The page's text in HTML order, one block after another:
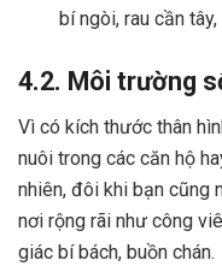
bí ngòi, rau cần
4.2. Môi trường
Vì có kích thước thân
nuôi trong các căn hộ
nhiên, đôi khi bạn cũng
nơi rộng rãi như công
giác bí bách, buồn chán.